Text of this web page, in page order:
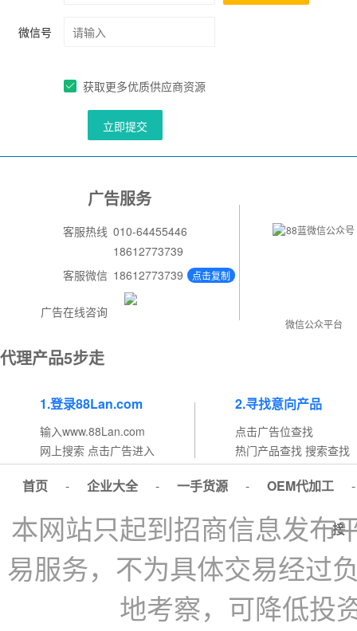
微信号
获取更多优质供应商资源
立即提交
广告服务
客服热线
客服微信
广告在线咨询
010-64455446
18612773739
18612773739
点击复制
微信公众平台
代理产品5步走
1.登录88Lan.com
输入www.88Lan.com
网上搜索 点击广告进入
2.寻找意向产品
点击广告位查找
热门产品查找 搜索查找
首页 - 企业大全 - 一手货源 - OEM代加工
接
本网站只起到招商信息发
易服务，不为具体交易经过
地考察，可降低投